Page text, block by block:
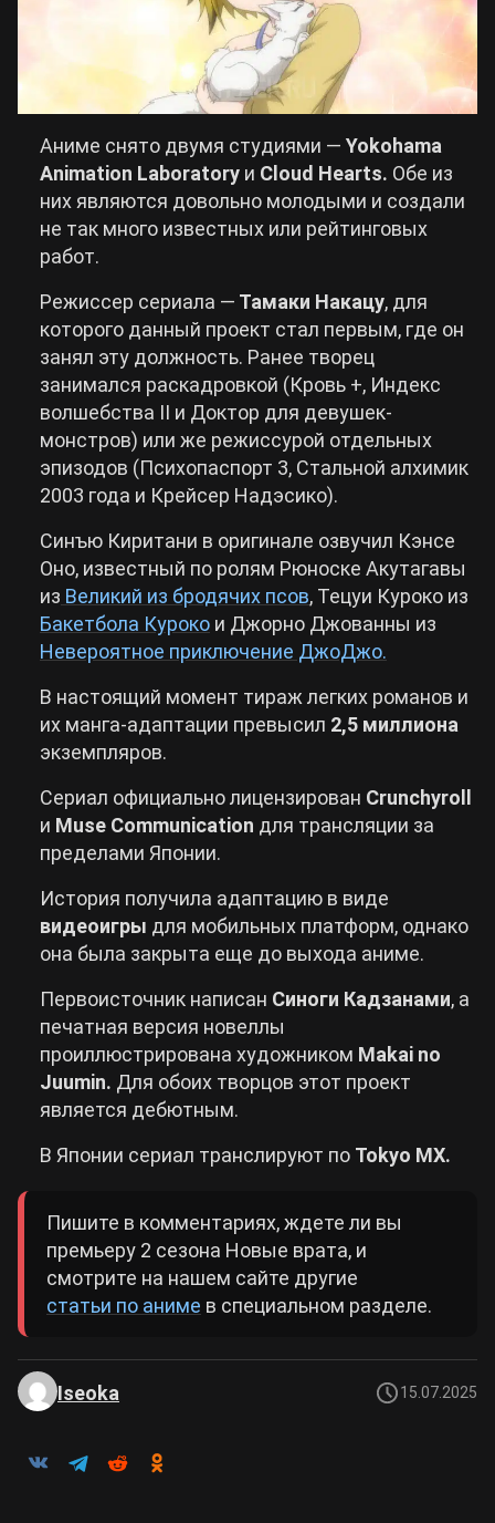
Аниме снято двумя студиями ― Yokohama
Animation Laboratory и Cloud Hearts. Обе из
них являются довольно молодыми и создали
не так много известных или рейтинговых
работ.
Режиссер сериала ― Тамаки Накацу, для
которого данный проект стал первым, где он
занял эту должность. Ранее творец
занимался раскадровкой (Кровь +, Индекс
волшебства II и Доктор для девушек-
монстров) или же режиссурой отдельных
эпизодов (Психопаспорт 3, Стальной алхимик
2003 года и Крейсер Надэсико).
Синъю Киритани в оригинале озвучил Кэнсе
Оно, известный по ролям Рюноске Акутагавы
из Великий из бродячих псов, Тецуи Куроко из
Бакетбола Куроко и Джорно Джованны из
Невероятное приключение ДжоДжо.
В настоящий момент тираж легких романов и
их манга-адаптации превысил 2,5 миллиона
экземпляров.
Сериал официально лицензирован Crunchyroll
и Muse Communication для трансляции за
пределами Японии.
История получила адаптацию в виде
видеоигры для мобильных платформ, однако
она была закрыта еще до выхода аниме.
Первоисточник написан Синоги Кадзанами, а
печатная версия новеллы
проиллюстрирована художником Makai no
Juumin. Для обоих творцов этот проект
является дебютным.
В Японии сериал транслируют по Tokyo MX.
Пишите в комментариях, ждете ли вы
премьеру 2 сезона Новые врата, и
смотрите на нашем сайте другие
статьи по аниме в специальном разделе.
Iseoka 15.07.2025